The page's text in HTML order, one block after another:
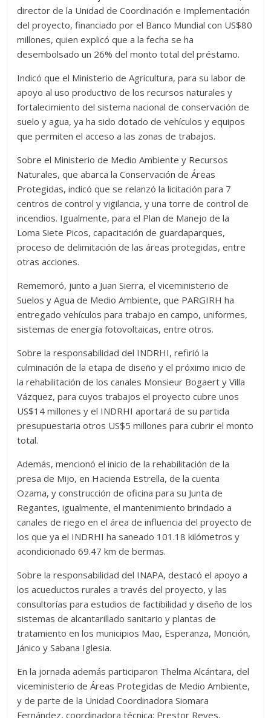
director de la Unidad de Coordinación e Implementación
del proyecto, financiado por el Banco Mundial con US$80
millones, quien explicó que a la fecha se ha
desembolsado un 26% del monto total del préstamo.
Indicó que el Ministerio de Agricultura, para su labor de
apoyo al uso productivo de los recursos naturales y
fortalecimiento del sistema nacional de conservación de
suelo y agua, ya ha sido dotado de vehículos y equipos
que permiten el acceso a las zonas de trabajos.
Sobre el Ministerio de Medio Ambiente y Recursos
Naturales, que abarca la Conservación de Áreas
Protegidas, indicó que se relanzó la licitación para 7
centros de control y vigilancia, y una torre de control de
incendios. Igualmente, para el Plan de Manejo de la
Loma Siete Picos, capacitación de guardaparques,
proceso de delimitación de las áreas protegidas, entre
otras acciones.
Rememoró, junto a Juan Sierra, el viceministerio de
Suelos y Agua de Medio Ambiente, que PARGIRH ha
entregado vehículos para trabajo en campo, uniformes,
sistemas de energía fotovoltaicas, entre otros.
Sobre la responsabilidad del INDRHI, refirió la
culminación de la etapa de diseño y el próximo inicio de
la rehabilitación de los canales Monsieur Bogaert y Villa
Vázquez, para cuyos trabajos el proyecto cubre unos
US$14 millones y el INDRHI aportará de su partida
presupuestaria otros US$5 millones para cubrir el monto
total.
Además, mencionó el inicio de la rehabilitación de la
presa de Mijo, en Hacienda Estrella, de la cuenta
Ozama, y construcción de oficina para su Junta de
Regantes, igualmente, el mantenimiento brindado a
canales de riego en el área de influencia del proyecto de
los que ya el INDRHI ha saneado 101.18 kilómetros y
acondicionado 69.47 km de bermas.
Sobre la responsabilidad del INAPA, destacó el apoyo a
los acueductos rurales a través del proyecto, y las
consultorías para estudios de factibilidad y diseño de los
sistemas de alcantarillado sanitario y plantas de
tratamiento en los municipios Mao, Esperanza, Monción,
Jánico y Sabana Iglesia.
En la jornada además participaron Thelma Alcántara, del
viceministerio de Áreas Protegidas de Medio Ambiente,
y de parte de la Unidad Coordinadora Siomara
Fernández, coordinadora técnica; Prestor Reyes,